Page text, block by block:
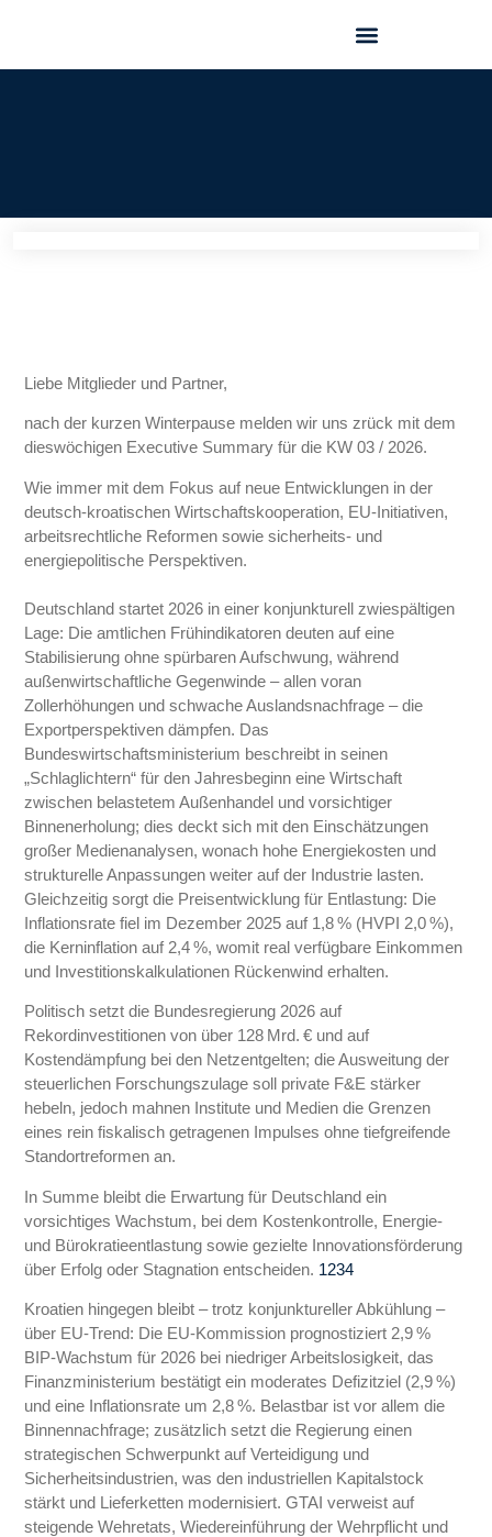
Liebe Mitglieder und Partner,
nach der kurzen Winterpause melden wir uns zrück mit dem
dieswöchigen Executive Summary für die KW 03 / 2026.
Wie immer mit dem Fokus auf neue Entwicklungen in der
deutsch-kroatischen Wirtschaftskooperation, EU-Initiativen,
arbeitsrechtliche Reformen sowie sicherheits- und
energiepolitische Perspektiven.
Deutschland startet 2026 in einer konjunkturell zwiespältigen
Lage: Die amtlichen Frühindikatoren deuten auf eine
Stabilisierung ohne spürbaren Aufschwung, während
außenwirtschaftliche Gegenwinde – allen voran
Zollerhöhungen und schwache Auslandsnachfrage – die
Exportperspektiven dämpfen. Das
Bundeswirtschaftsministerium beschreibt in seinen
„Schlaglichtern“ für den Jahresbeginn eine Wirtschaft
zwischen belastetem Außenhandel und vorsichtiger
Binnenerholung; dies deckt sich mit den Einschätzungen
großer Medienanalysen, wonach hohe Energiekosten und
strukturelle Anpassungen weiter auf der Industrie lasten.
Gleichzeitig sorgt die Preisentwicklung für Entlastung: Die
Inflationsrate fiel im Dezember 2025 auf 1,8 % (HVPI 2,0 %),
die Kerninflation auf 2,4 %, womit real verfügbare Einkommen
und Investitionskalkulationen Rückenwind erhalten.
Politisch setzt die Bundesregierung 2026 auf
Rekordinvestitionen von über 128 Mrd. € und auf
Kostendämpfung bei den Netzentgelten; die Ausweitung der
steuerlichen Forschungszulage soll private F&E stärker
hebeln, jedoch mahnen Institute und Medien die Grenzen
eines rein fiskalisch getragenen Impulses ohne tiefgreifende
Standortreformen an.
In Summe bleibt die Erwartung für Deutschland ein
vorsichtiges Wachstum, bei dem Kostenkontrolle, Energie‑
und Bürokratieentlastung sowie gezielte Innovationsförderung
über Erfolg oder Stagnation entscheiden. 1234
Kroatien hingegen bleibt – trotz konjunktureller Abkühlung –
über EU‑Trend: Die EU‑Kommission prognostiziert 2,9 %
BIP‑Wachstum für 2026 bei niedriger Arbeitslosigkeit, das
Finanzministerium bestätigt ein moderates Defizitziel (2,9 %)
und eine Inflationsrate um 2,8 %. Belastbar ist vor allem die
Binnennachfrage; zusätzlich setzt die Regierung einen
strategischen Schwerpunkt auf Verteidigung und
Sicherheitsindustrien, was den industriellen Kapitalstock
stärkt und Lieferketten modernisiert. GTAI verweist auf
steigende Wehretats, Wiedereinführung der Wehrpflicht und